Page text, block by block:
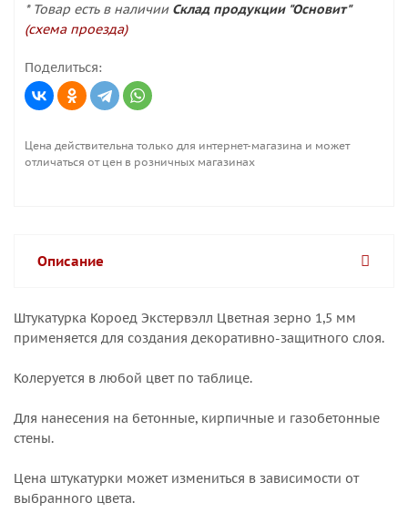
* Товар есть в наличии Склад продукции "Основит"
(схема проезда)
Поделиться:
Цена действительна только для интернет-магазина и может
отличаться от цен в розничных магазинах
Описание
Штукатурка Короед Экстервэлл Цветная зерно 1,5 мм
применяется для создания декоративно-защитного слоя.
Колеруется в любой цвет по таблице.
Для нанесения на бетонные, кирпичные и газобетонные
стены.
Цена штукатурки может измениться в зависимости от
выбранного цвета.